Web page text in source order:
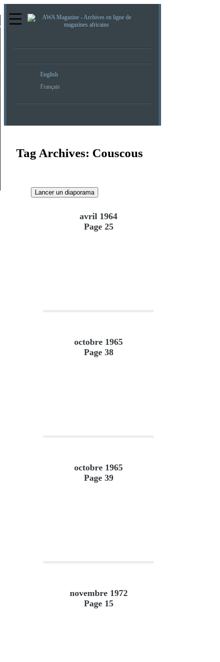
English
Français
Tag Archives: Couscous
Lancer un diaporama
avril 1964
Page 25
octobre 1965
Page 38
octobre 1965
Page 39
novembre 1972
Page 15